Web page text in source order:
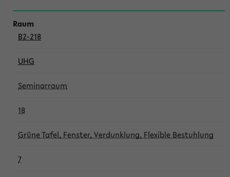
B2-218
UHG
Seminarraum
18
Grüne Tafel, Fenster, Verdunklung, Flexible Bestuhlung
7